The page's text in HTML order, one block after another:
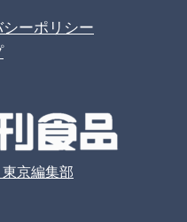
シーポリシー
京編集部